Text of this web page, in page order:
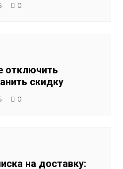
0
отключить
скидку
0
на доставку: